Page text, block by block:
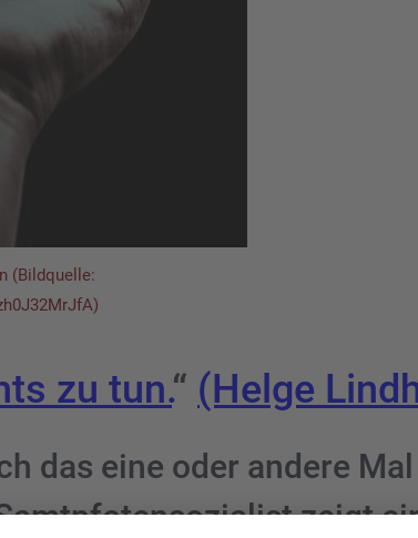
(Bildquelle:
zu tun.“ (Helge
das eine oder andere
zeigt